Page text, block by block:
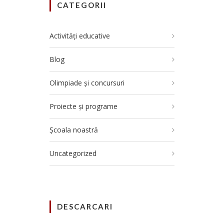
CATEGORII
Activități educative
Blog
Olimpiade și concursuri
Proiecte și programe
Școala noastră
Uncategorized
DESCARCARI